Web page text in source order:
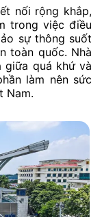
nối rộng khắp,
trong việc điều
sự thông suốt
toàn quốc. Nhà
quá khứ và
làm nên sức
Nam.